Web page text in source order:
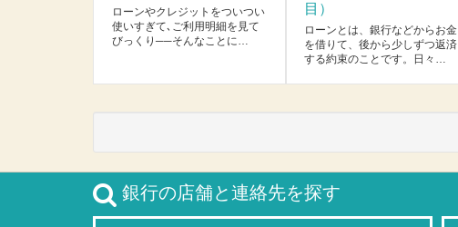
ローンやクレジットをついつい
使いすぎて､ご利用明細を見て
びっくり──そんなことに…
目）
ローンとは、銀行などからお金
を借りて、後から少しずつ返済
する約束のことです。日々…
銀行の店舗と連絡先を探す